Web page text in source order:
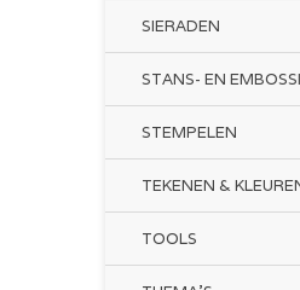
SIERADEN
STANS- EN
STEMPELEN
TEKENEN &
TOOLS